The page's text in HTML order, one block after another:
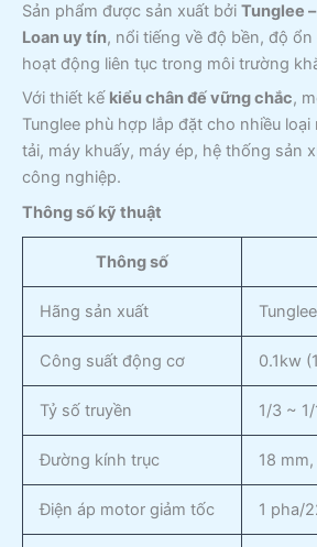
Sản phẩm được sản xuất bởi Tunglee
Loan uy tín, nổi tiếng về độ bền, độ
hoạt động liên tục trong môi trường
Với thiết kế kiểu chân đế vững chắc,
Tunglee phù hợp lắp đặt cho nhiều
tải, máy khuấy, máy ép, hệ thống sản
công nghiệp.
Thông số kỹ thuật
Thông số
Hãng sản xuất
Công suất động cơ 0.1kw
Tỷ số truyền 1/3 ~
Đường kính trục 18
Điện áp motor giảm tốc 1 pha/